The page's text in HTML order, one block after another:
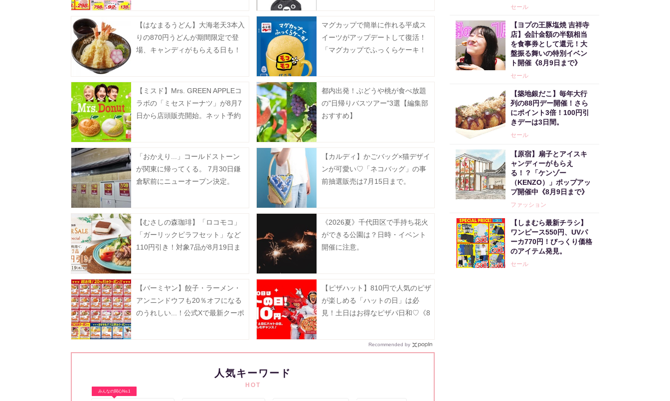
【はなまるうどん】大海老天3本入
りの870円うどんが期間限定で登
場、キャンディがもらえる日も！
マグカップで簡単に作れる平成ス
イーツがアップデートして復活！
「マグカップでふっくらケーキ！
【ミスド】Mrs. GREEN APPLEコ
ラボの「ミセスドーナツ」が8月7
日から店頭販売開始。ネット予約
都内出発！ぶどうや桃が食べ放題
の"日帰りバスツアー"3選【編集部
おすすめ】
「おかえり...」コールドストーン
が関東に帰ってくる。 7月30日鎌
倉駅前にニューオープン決定。
【カルディ】かごバッグ×猫デザイ
ンが可愛い♡「ネコバッグ」の事
前抽選販売は7月15日まで。
【むさしの森珈琲】「ロコモコ」
「ガーリックピラフセット」など
110円引き！対象7品が8月19日ま
《2026夏》千代田区で手持ち花火
ができる公園は？日時・イベント
開催に注意。
【バーミヤン】餃子・ラーメン・
アンニンドウフも20％オフになる
のうれしい...！公式Xで最新クーポ
【ピザハット】810円で人気のピザ
が楽しめる「ハットの日」は必
見！土日はお得なピザパ日和♡《8
Recommended by
人気キーワード
HOT
みんなの関心No.1
セール
【ヨプの王豚塩焼 吉祥寺
店】会計金額の半額相当
を食事券として還元！大
盤振る舞いの特別イベン
ト開催《8月9日まで》
セール
【築地銀だこ】毎年大行
列の88円デー開催！さら
にポイント3倍！100円引
きデーは3日間。
セール
【原宿】扇子とアイスキ
ャンディーがもらえ
る！？「ケンゾー
（KENZO）」ポップアッ
プ開催中《8月9日まで》
ファッション
【しまむら最新チラシ】
ワンピース550円、UVパ
ーカ770円！びっくり価格
のアイテム発見。
セール